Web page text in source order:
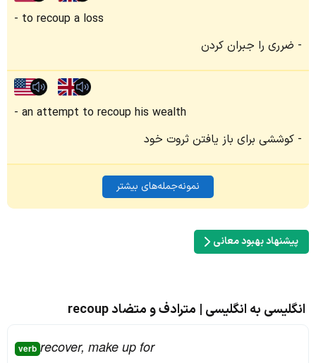
to recoup a loss
ضرری را جبران کردن
an attempt to recoup his wealth
کوششی برای باز یافتن ثروت خود
نمونه‌جمله‌های بیشتر
پیشنهاد بهبود معانی
انگلیسی به انگلیسی | مترادف و متضاد recoup
verb recover, make up for